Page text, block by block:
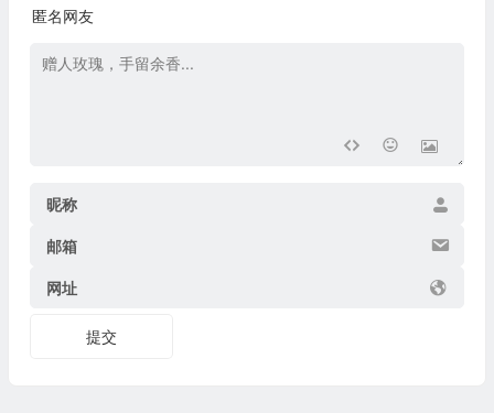
匿名网友
昵称
邮箱
网址
提交